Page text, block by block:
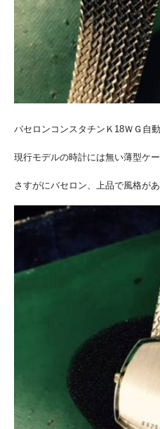
バセロンコンスタチンＫ18ＷＧ自
現行モデルの時計には無い薄型ケ
さすがにバセロン、上品で風格が